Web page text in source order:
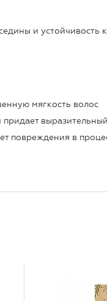
и устойчивость
мягкость волос
придает
повреждения в